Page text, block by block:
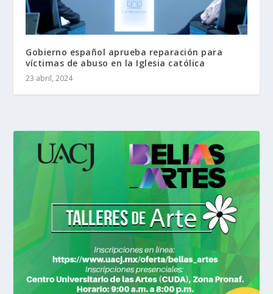
Gobierno español aprueba reparación para
víctimas de abuso en la Iglesia católica
23 abril, 2024